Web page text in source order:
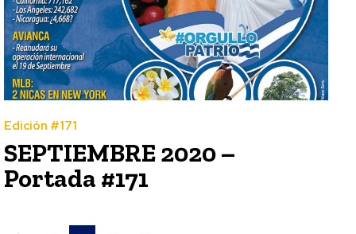
Edición #171
SEPTIEMBRE 2020 –
Portada #171